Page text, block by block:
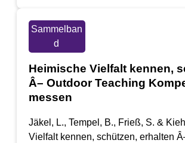
Sammelban
d
Heimische Vielfalt kennen,
Â– Outdoor Teaching
messen
Jäkel, L., Tempel, B., Frieß, S. &
Vielfalt kennen, schützen, erhalten